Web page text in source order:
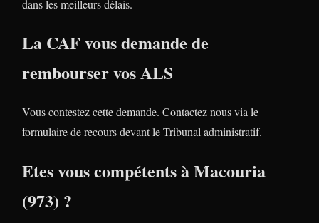
dans les meilleurs délais.
La CAF vous demande de
rembourser vos ALS
Vous contestez cette demande. Contactez nous via le
formulaire de recours devant le Tribunal administratif.
Etes vous compétents à Macouria
(973) ?